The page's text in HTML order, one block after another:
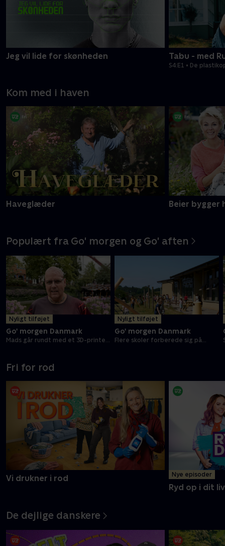
Jeg vil lide for skønheden Tabu - med
S4:E1 • De
Kom med i haven
Haveglæder Beier bygger
Populært fra Go' morgen og Go' aften
Nyligt tilføjet
Go' morgen Danmark
Mads går rundt med et 3D-printet
Nyligt tilføjet
Go' morgen Danmark
Flere skoler forberede sig på
Fri for rod
Vi drukner i rod Nye episoder
Ryd op i dit liv
De dejlige danskere